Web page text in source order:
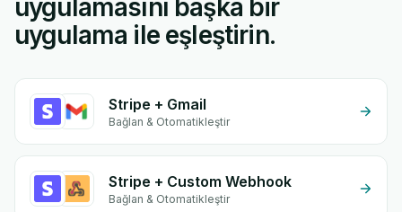
uygulamasını başka bir
uygulama ile eşleştirin.
Stripe + Gmail
Bağlan & Otomatikleştir
Stripe + Custom Webhook
Bağlan & Otomatikleştir